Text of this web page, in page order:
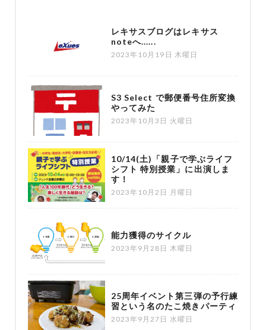
レキサスブログはレキサス
noteへ......
2023年10月19日 木曜日
S3 Select で郵便番号住所変換
やってみた
2023年10月3日 火曜日
10/14(土)「親子で学ぶライフ
シフト 特別授業」に出演しま
す！
2023年10月2日 月曜日
能力獲得のサイクル
2023年9月28日 木曜日
25周年イベント第三弾の予行練
習という名のたこ焼きパーティ
2023年9月27日 水曜日